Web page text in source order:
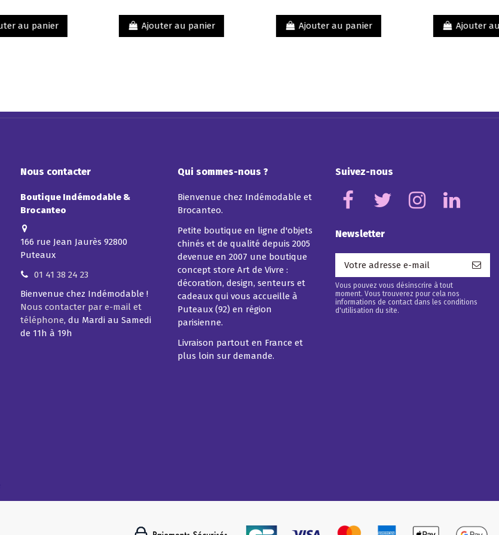
verni.
Ajouter au panier
fourchetteAjouter au panier Ajouter au panier
Nous contacter
Boutique Indémodable &
Brocanteo
166 rue Jean Jaurès 92800
Puteaux
01 41 38 24 23
Bienvenue chez Indémodable !
Nous contacter par e-mail et
téléphone, du Mardi au Samedi
de 11h à 19h
Qui sommes-nous ?
Bienvenue chez Indémodable et
Brocanteo.
Petite boutique en ligne d'objets
chinés et de qualité depuis 2005
devenue en 2007 une boutique
concept store Art de Vivre :
décoration, design, senteurs et
cadeaux qui vous accueille à
Puteaux (92) en région
parisienne.
Livraison partout en France et
plus loin sur demande.
Suivez-nous
Newsletter
Vous pouvez vous désinscrire à tout
moment. Vous trouverez pour cela nos
informations de contact dans les conditions
d'utilisation du site.